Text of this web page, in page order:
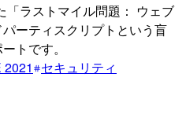
ラストマイル問題： ウェブ
ーティスクリプトという盲
トです。
セキュリティ